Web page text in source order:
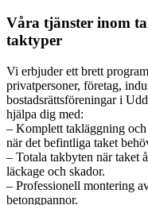
Våra tjänster inom
taktyper
Vi erbjuder ett brett
privatpersoner, företag,
bostadsrättsföreningar i
hjälpa dig med:
– Komplett takläggning
när det befintliga taket
– Totala takbyten när taket
läckage och skador.
– Professionell montering
betongpannor.